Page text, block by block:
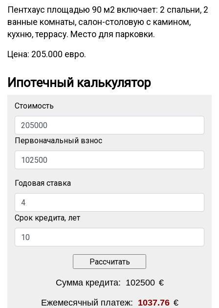
Пентхаус площадью 90 м2 включает: 2 спальни, 2
ванные комнаты, салон-столовую с камином,
кухню, террасу. Место для парковки.
Цена: 205.000 евро.
Ипотечный калькулятор
Стоимость
Первоначальный взнос
Годовая ставка
Срок кредита, лет
Сумма кредита: 102500 €
Ежемесячный платеж: 1037.76 €